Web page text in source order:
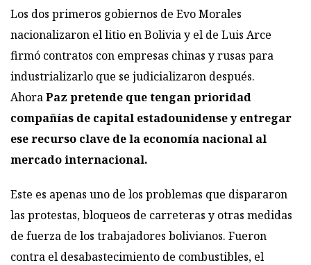
Los dos primeros gobiernos de Evo Morales
nacionalizaron el litio en Bolivia y el de Luis Arce
firmó contratos con empresas chinas y rusas para
industrializarlo que se judicializaron después.
AhoraPaz pretende que tengan prioridad
compañías de capital estadounidense y entregar
ese recurso clave de la economía nacional al
mercado internacional.
Este es apenas uno de los problemas que dispararon
las protestas, bloqueos de carreteras y otras medidas
de fuerza de los trabajadores bolivianos. Fueron
contra el desabastecimiento de combustibles, el